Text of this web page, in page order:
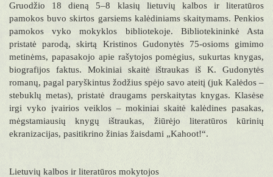
Gruodžio 18 dieną 5–8 klasių lietuvių kalbos ir literatūros
pamokos buvo skirtos garsiems kalėdiniams skaitymams. Penkios
pamokos vyko mokyklos bibliotekoje. Bibliotekininkė Asta
pristatė parodą, skirtą Kristinos Gudonytės 75-osioms gimimo
metinėms, papasakojo apie rašytojos pomėgius, sukurtas knygas,
biografijos faktus. Mokiniai skaitė ištraukas iš K. Gudonytės
romanų, pagal paryškintus žodžius spėjo savo ateitį (juk Kalėdos –
stebuklų metas), pristatė draugams perskaitytas knygas. Klasėse
irgi vyko įvairios veiklos – mokiniai skaitė kalėdines pasakas,
mėgstamiausių knygų ištraukas, žiūrėjo literatūros kūrinių
ekranizacijas, pasitikrino žinias žaisdami „Kahoot!“.
Lietuvių kalbos ir literatūros mokytojos